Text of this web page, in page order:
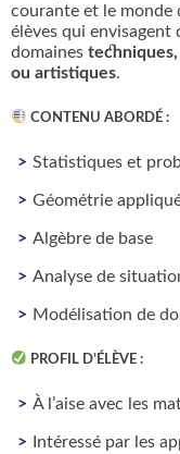
courante et le monde
élèves qui envisagent
domaines
ou artistiques.
CONTENU ABORDÉ :
Statistiques et
Géométrie
Algèbre de base
Analyse de
Modélisation de
PROFIL D’ÉLÈVE :
À l’aise avec les
Intéressé par les